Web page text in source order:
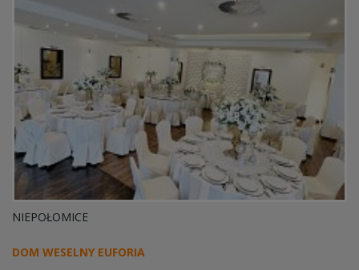
NIEPOŁOMICE
DOM WESELNY EUFORIA